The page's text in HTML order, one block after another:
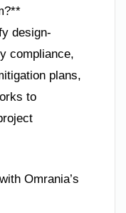
design-
compliance,
plans,
to
Omrania’s